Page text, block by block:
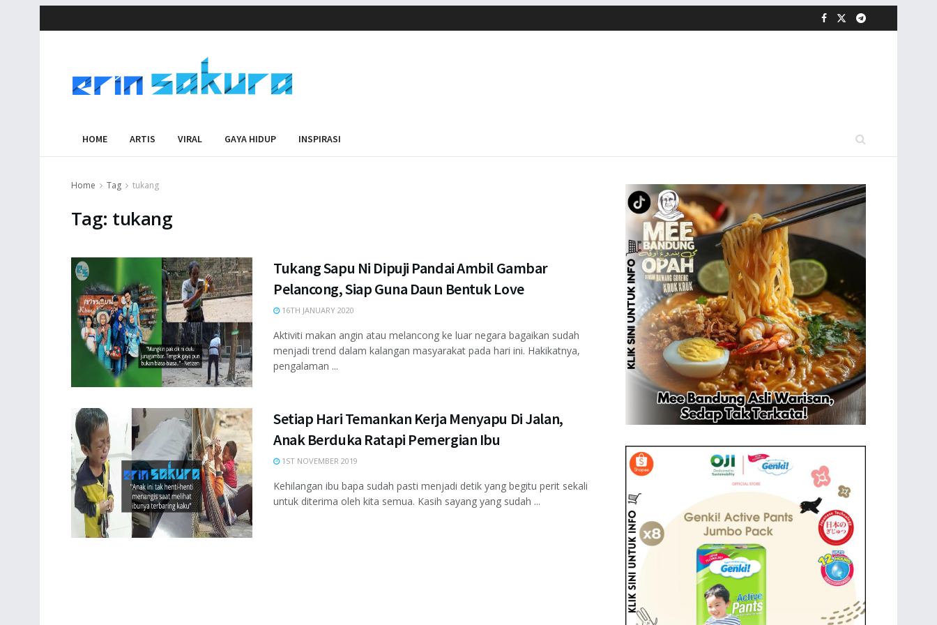
HOME ARTIS VIRAL GAYA HIDUP INSPIRASI
Home Tag tukang
Tag: tukang
Tukang Sapu Ni Dipuji Pandai Ambil Gambar
Pelancong, Siap Guna Daun Bentuk Love
16TH JANUARY 2020
Aktiviti makan angin atau melancong ke luar negara bagaikan sudah
menjadi trend dalam kalangan masyarakat pada hari ini. Hakikatnya,
pengalaman ...
Setiap Hari Temankan Kerja Menyapu Di Jalan,
Anak Berduka Ratapi Pemergian Ibu
1ST NOVEMBER 2019
Kehilangan ibu bapa sudah pasti menjadi detik yang begitu perit sekali
untuk diterima oleh kita semua. Kasih sayang yang sudah ...